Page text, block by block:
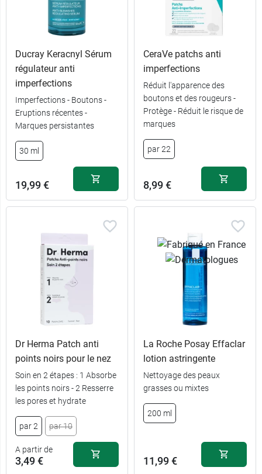
100 ml 4,99 €
400 ml
18,49 €
Ducray Keracnyl Sérum
régulateur anti
imperfections
Imperfections - Boutons -
Eruptions récentes -
Marques persistantes
30 ml
19,99 €
CeraVe patchs anti
imperfections
Réduit l'apparence des
boutons et des rougeurs -
Protège - Réduit le risque de
marques
par 22
8,99 €
Dr Herma Patch anti
points noirs pour le nez
Soin en 2 étapes : 1 Absorbe
les points noirs - 2 Resserre
les pores et hydrate
par 2 par 10
A partir de
3,49 €
La Roche Posay Effaclar
lotion astringente
Nettoyage des peaux
grasses ou mixtes
200 ml
11,99 €